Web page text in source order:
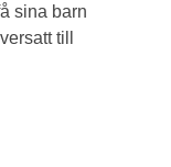
sina barn
till